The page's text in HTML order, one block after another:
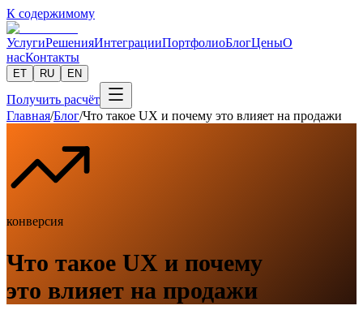
К содержимому
УслугиРешенияИнтеграцииПортфолиоБлогЦеныО
насКонтакты
ET RU EN
Получить расчёт
Главная/Блог/Что такое UX и почему это влияет на продажи
конверсия
Что такое UX и почему
это влияет на продажи